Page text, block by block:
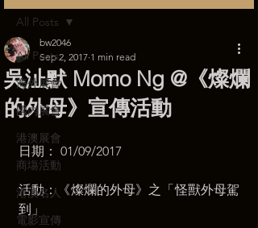
All Posts
海外展會
國內展會
港澳展會
商塲活動
港澳名人
電影宣傳
All Posts
吳沚默 Momo Ng @《燦爛
的外母》宣傳活動
bw2046
Sep 2, 2017 1 min read
日期： 01/09/2017
活動：《燦爛的外母》之「怪獸外母駕
到」